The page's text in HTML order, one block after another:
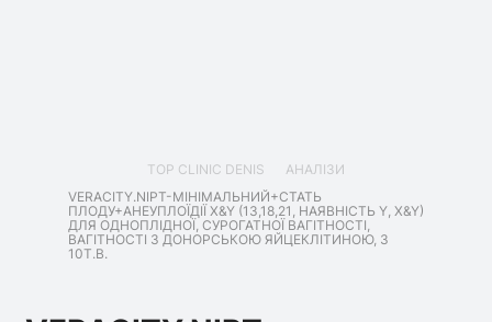
TOP CLINIC DENIS
АНАЛІЗИ
VERACITY.NIPT-МІНІМАЛЬНИЙ+СТАТЬ
ПЛОДУ+АНЕУПЛОЇДІЇ X&Y (13,18,21, НАЯВНІСТЬ Y, X&Y)
ДЛЯ ОДНОПЛІДНОЇ, СУРОГАТНОЇ ВАГІТНОСТІ,
ВАГІТНОСТІ З ДОНОРСЬКОЮ ЯЙЦЕКЛІТИНОЮ, З
10Т.В.